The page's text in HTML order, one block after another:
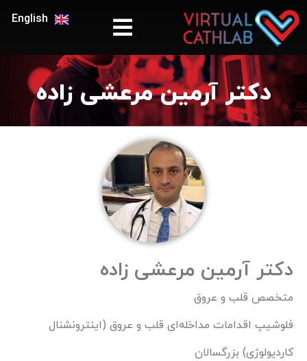
English
دکتر آرمین مرعشی زاده
دکتر آرمین مرعشی زاده​
متخصص قلب و عروق
فلوشیپ اقدامات مداخله‌ای قلب و عروق (اینترونشنال
کاردیولوژی) بزرگسالان